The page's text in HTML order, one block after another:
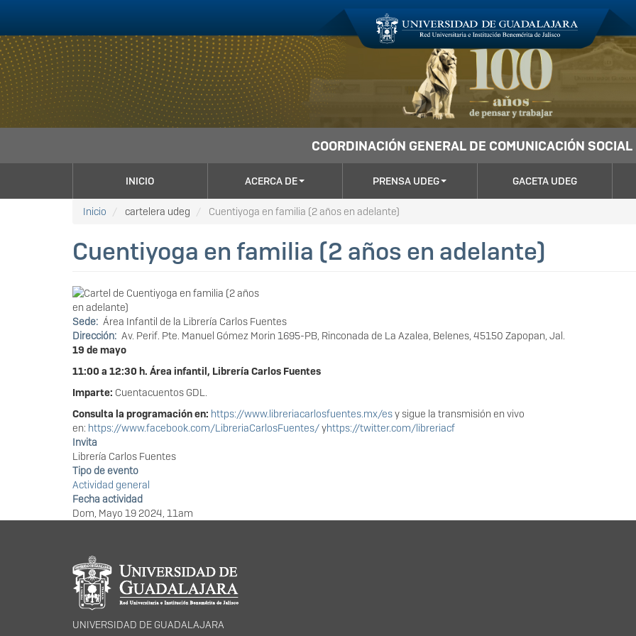
contenido
principal
COORDINACIÓN GENERAL DE COMUNICACIÓN SOCIAL
NAVEGACIÓN
PRINCIPAL
INICIO ACERCA DE PRENSA UDEG GACETA UDEG
Inicio cartelera udeg Cuentiyoga en familia (2 años en adelante)
Cuentiyoga en familia (2 años en adelante)
Sede Área Infantil de la Librería Carlos Fuentes
Dirección Av. Perif. Pte. Manuel Gómez Morin 1695-PB, Rinconada de La Azalea, Belenes, 45150 Zapopan, Jal.
19 de mayo
11:00 a 12:30 h. Área infantil, Librería Carlos Fuentes
Imparte: Cuentacuentos GDL.
Consulta la programación en: https://www.libreriacarlosfuentes.mx/esy sigue la transmisión en vivo
en: https://www.facebook.com/LibreriaCarlosFuentes/yhttps://twitter.com/libreriacf
Invita
Librería Carlos Fuentes
Tipo de evento
Actividad general
Fecha actividad
Dom, Mayo 19 2024, 11am
Información del portal
UNIVERSIDAD DE GUADALAJARA